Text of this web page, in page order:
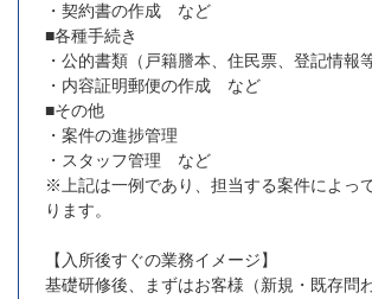
・契約書の作成 など
■各種手続き
・公的書類（戸籍謄本、住民票、登記情報
・内容証明郵便の作成 など
■その他
・案件の進捗管理
・スタッフ管理 など
※上記は一例であり、担当する案件によっ
ります。
【入所後すぐの業務イメージ】
基礎研修後、まずはお客様（新規・既存問